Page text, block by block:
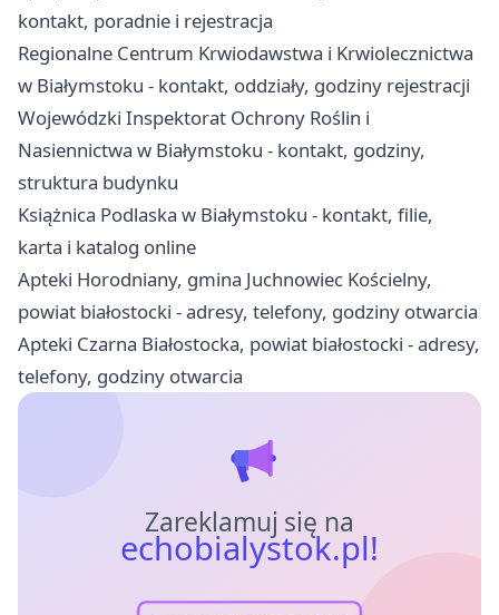
kontakt, poradnie i rejestracja
Regionalne Centrum Krwiodawstwa i Krwiolecznictwa
w Białymstoku - kontakt, oddziały, godziny rejestracji
Wojewódzki Inspektorat Ochrony Roślin i
Nasiennictwa w Białymstoku - kontakt, godziny,
struktura budynku
Książnica Podlaska w Białymstoku - kontakt, filie,
karta i katalog online
Apteki Horodniany, gmina Juchnowiec Kościelny,
powiat białostocki - adresy, telefony, godziny otwarcia
Apteki Czarna Białostocka, powiat białostocki - adresy,
telefony, godziny otwarcia
Zareklamuj się na
echobialystok.pl!